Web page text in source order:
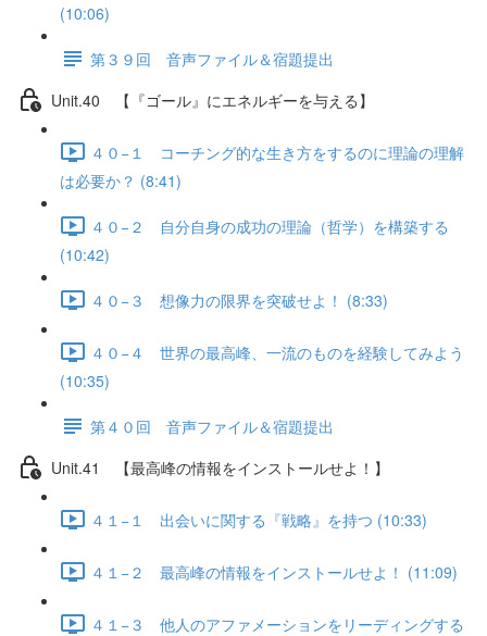
(10:06)
第３９回 音声ファイル＆宿題提出
Unit.40 【『ゴール』にエネルギーを与える】
４０−１ コーチング的な生き方をするのに理論の理解
は必要か？ (8:41)
４０−２ 自分自身の成功の理論（哲学）を構築する
(10:42)
４０−３ 想像力の限界を突破せよ！ (8:33)
４０−４ 世界の最高峰、一流のものを経験してみよう
(10:35)
第４０回 音声ファイル＆宿題提出
Unit.41 【最高峰の情報をインストールせよ！】
４１−１ 出会いに関する『戦略』を持つ (10:33)
４１−２ 最高峰の情報をインストールせよ！ (11:09)
４１−３ 他人のアファメーションをリーディングする